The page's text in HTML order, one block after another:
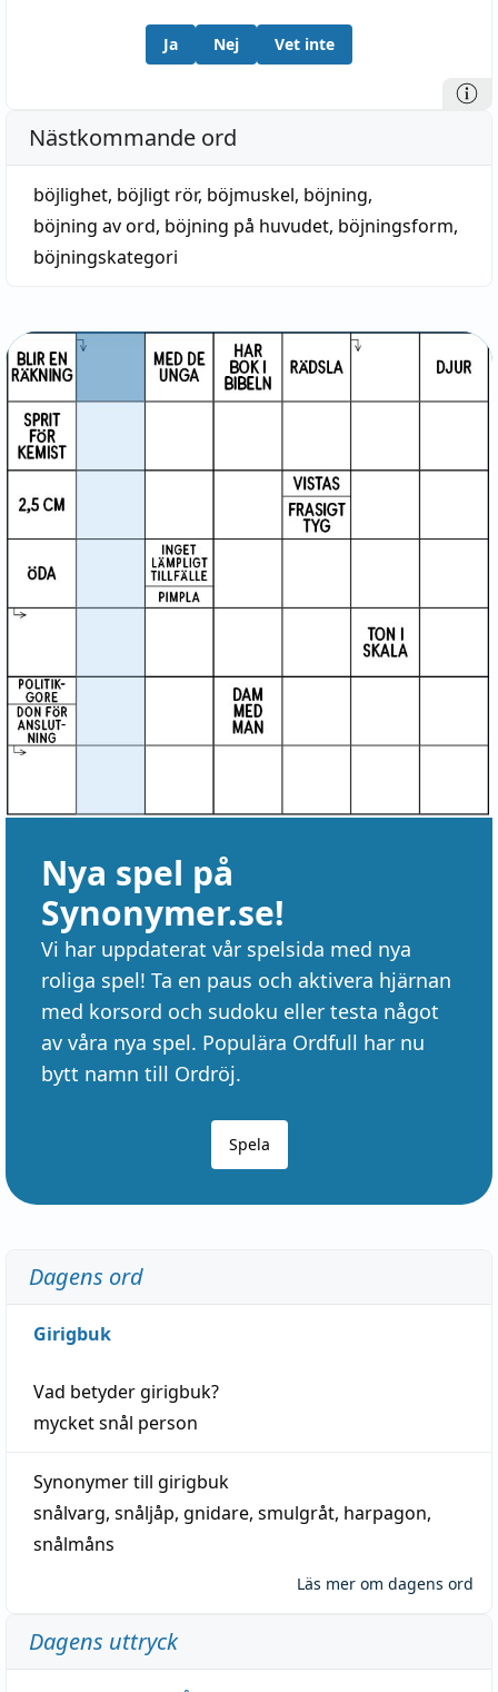
Ja Nej Vet inte
Nästkommande ord
böjlighet, böjligt rör, böjmuskel, böjning,
böjning av ord, böjning på huvudet, böjningsform,
böjningskategori
Nya spel på
Synonymer.se!
Vi har uppdaterat vår spelsida med nya
roliga spel! Ta en paus och aktivera hjärnan
med korsord och sudoku eller testa något
av våra nya spel. Populära Ordfull har nu
bytt namn till Ordröj.
Spela
Dagens ord
Girigbuk
Vad betydergirigbuk?
mycketsnål person
Synonymer till girigbuk
snålvarg, snåljåp, gnidare, smulgråt, harpagon,
snålmåns
Läs mer om dagens ord
Dagens uttryck